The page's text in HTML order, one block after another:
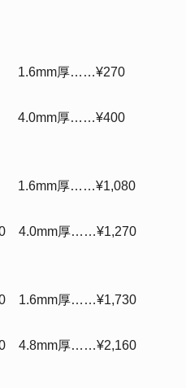
厚……¥270
厚……¥400
厚……¥1,080
厚……¥1,270
厚……¥1,730
厚……¥2,160